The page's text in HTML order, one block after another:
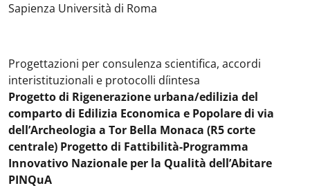
Sapienza Università di Roma
Progettazioni per consulenza scientifica, accordi
interistituzionali e protocolli díintesa
Progetto di Rigenerazione urbana/edilizia del
comparto di Edilizia Economica e Popolare di via
dell’Archeologia a Tor Bella Monaca (R5 corte
centrale) Progetto di Fattibilità-Programma
Innovativo Nazionale per la Qualità dell’Abitare
PINQuA